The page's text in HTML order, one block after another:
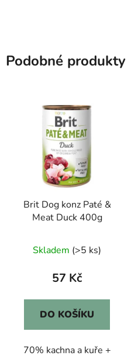
Podobné produkty
Brit Dog konz Paté &
Meat Duck 400g
Skladem (>5 ks)
57 Kč
DO KOŠÍKU
70% kachna a kuře +